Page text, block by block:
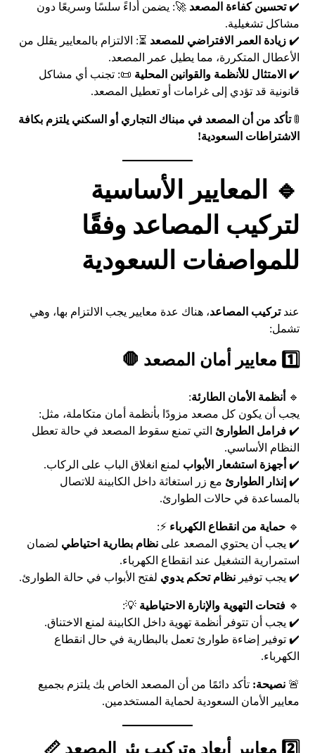
✔️تحسين كفاءة المصعد 🚀: يضمن أداءً سلسًا وسريعًا دون
مشاكل تشغيلية.
✔️زيادة العمر الافتراضي للمصعد ⏳: الالتزام بالمعايير يقلل من
الأعطال المتكررة، مما يطيل عمر المصعد.
✔️ الامتثال للأنظمة والقوانين المحلية 📜: تجنب أي مشاكل
قانونية قد تؤدي إلى غرامات أو تعطيل المصعد.
🚦تأكد من أن المصعد في مبناك التجاري أو السكني يلتزم بكافة
الاشتراطات السعودية!
🔹 المعايير الأساسية
لتركيب المصاعد وفقًا
للمواصفات السعودية
عندتركيب المصاعد، هناك عدة معايير يجب الالتزام بها، وهي
تشمل:
1️⃣ معايير أمان المصعد 🛑
🔹 أنظمة الأمان الطارئة:
يجب أن يكون كل مصعد مزودًا بأنظمة أمان متكاملة، مثل:
✔️فرامل الطوارئ التي تمنع سقوط المصعد في حالة تعطل
النظام الأساسي.
✔️ أجهزة استشعار الأبواب لمنع انغلاق الباب على الركاب.
✔️ إنذار الطوارئ مع زر استغاثة داخل الكابينة للاتصال
بالمساعدة في حالات الطوارئ.
🔹حماية من انقطاع الكهرباء ⚡:
✔️ يجب أن يحتوي المصعد علىنظام بطارية احتياطي لضمان
استمرارية التشغيل عند انقطاع الكهرباء.
✔️ يجب توفيرنظام تحكم يدوي لفتح الأبواب في حالة الطوارئ.
🔹فتحات التهوية والإنارة الاحتياطية 💡:
✔️ يجب أن تتوفر أنظمة تهوية داخل الكابينة لمنع الاختناق.
✔️ توفير إضاءة طوارئ تعمل بالبطارية في حال انقطاع
الكهرباء.
🚨نصيحة: تأكد دائمًا من أن المصعد الخاص بك يلتزم بجميع
معايير الأمان السعودية لحماية المستخدمين.
2️⃣ معايير أبعاد وتركيب بئر المصعد 📏